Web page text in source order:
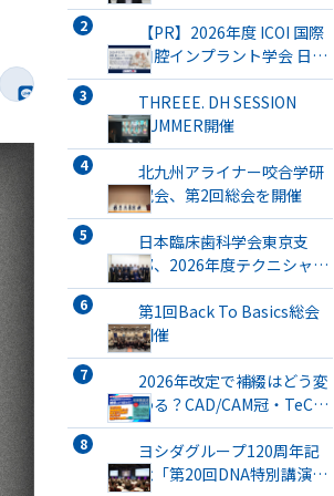
【PR】2026年度 ICOI 国際
口腔インプラント学会 日本
支部総会・学術大会開催
THREEE. DH SESSION
SUMMER開催
北九州アライナー咬合学研
究会、第2回総会を開催
日本臨床歯科学会東京支
部、2026年度テクニシャン
ミーティングを開催
第1回Back To Basics総会
開催
2026年改定で補綴はどう変
わる？CAD/CAM冠・TeC・
義管／歯リハ1・チタンブリ
ッジ・3次元プリント有床義
歯まで詳解
ヨシダグループ120周年記
念「第20回DNA特別講演